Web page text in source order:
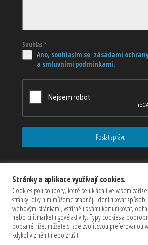
Souhlas*
Ano, souhlasím se zásadami
a smluvními podmínkami.
Poslat zprávu
Stránky a aplikace využívají cookies.
Cookies jsou soubory, které se ukládají ve vašem
stránky, díky nim můžeme snadněji identifikovat
webovými stránkami, vstřícněji s vámi komunikovat,
nebo cílit marketingové aktivity. Typy cookies a
popsané níže, můžete si zde zvolit svou preferovanou
kdykoliv změnit nebo zrušit.